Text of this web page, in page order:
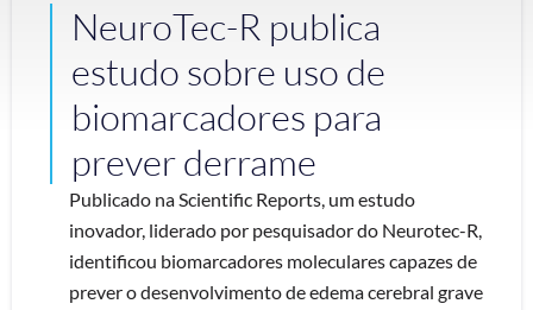
NeuroTec-R publica
estudo sobre uso de
biomarcadores para
prever derrame
Publicado na Scientific Reports, um estudo
inovador, liderado por pesquisador do Neurotec-R,
identificou biomarcadores moleculares capazes de
prever o desenvolvimento de edema cerebral grave